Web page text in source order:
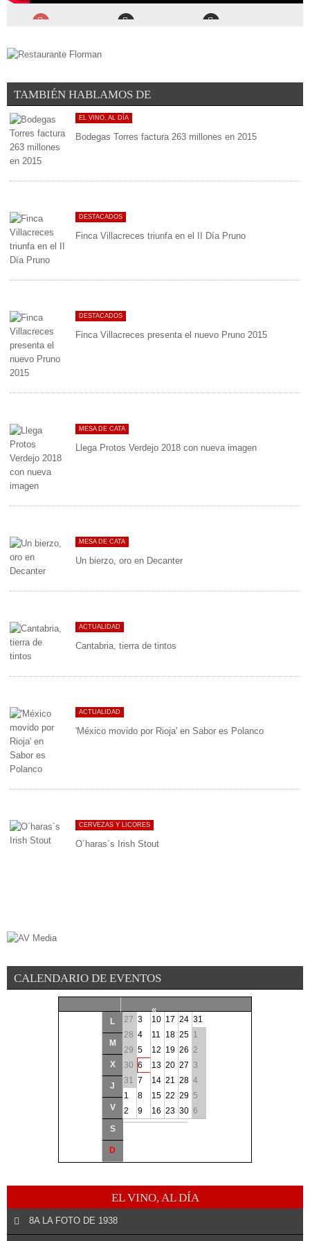
TAMBIÉN HABLAMOS DE
EL VINO, AL DÍA
Bodegas Torres factura 263 millones en 2015
DESTACADOS
Finca Villacreces triunfa en el II Día Pruno
DESTACADOS
Finca Villacreces presenta el nuevo Pruno 2015
MESA DE CATA
Llega Protos Verdejo 2018 con nueva imagen
MESA DE CATA
Un bierzo, oro en Decanter
ACTUALIDAD
Cantabria, tierra de tintos
ACTUALIDAD
'México movido por Rioja' en Sabor es Polanco
CERVEZAS Y LICORES
O´haras´s Irish Stout
CALENDARIO DE EVENTOS
«
<
Agosto 2026
>
»
L
M
X
J
V
S
D
27
28
29
30
31
1
2
3
4
5
6
7
8
9
10
11
12
13
14
15
16
17
18
19
20
21
22
23
24
25
26
27
28
29
30
31
1
2
3
4
5
6
EL VINO, AL DÍA
8A LA FOTO DE 1938